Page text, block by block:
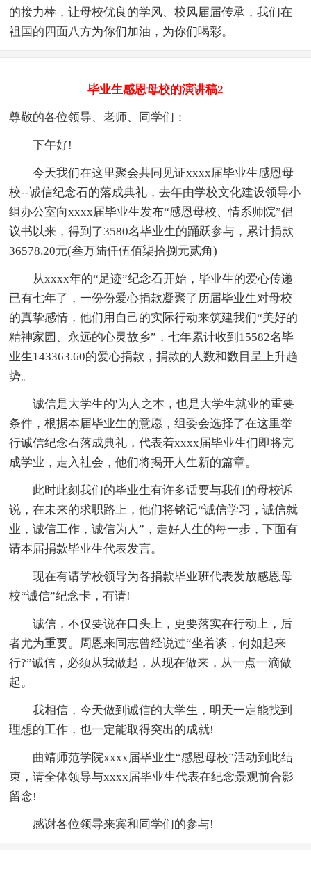
的接力棒，让母校优良的学风、校风届届传承，我们在
祖国的四面八方为你们加油，为你们喝彩。
毕业生感恩母校的演讲稿2
尊敬的各位领导、老师、同学们：
下午好!
今天我们在这里聚会共同见证xxxx届毕业生感恩母
校--诚信纪念石的落成典礼，去年由学校文化建设领导小
组办公室向xxxx届毕业生发布“感恩母校、情系师院”倡
议书以来，得到了3580名毕业生的踊跃参与，累计捐款
36578.20元(叁万陆仟伍佰柒拾捌元贰角)
从xxxx年的“足迹”纪念石开始，毕业生的爱心传递
已有七年了，一份份爱心捐款凝聚了历届毕业生对母校
的真挚感情，他们用自己的实际行动来筑建我们“美好的
精神家园、永远的心灵故乡”，七年累计收到15582名毕
业生143363.60的爱心捐款，捐款的人数和数目呈上升趋
势。
诚信是大学生的'为人之本，也是大学生就业的重要
条件，根据本届毕业生的意愿，组委会选择了在这里举
行诚信纪念石落成典礼，代表着xxxx届毕业生们即将完
成学业，走入社会，他们将揭开人生新的篇章。
此时此刻我们的毕业生有许多话要与我们的母校诉
说，在未来的求职路上，他们将铭记“诚信学习，诚信就
业，诚信工作，诚信为人”，走好人生的每一步，下面有
请本届捐款毕业生代表发言。
现在有请学校领导为各捐款毕业班代表发放感恩母
校“诚信”纪念卡，有请!
诚信，不仅要说在口头上，更要落实在行动上，后
者尤为重要。周恩来同志曾经说过“坐着谈，何如起来
行?”诚信，必须从我做起，从现在做来，从一点一滴做
起。
我相信，今天做到诚信的大学生，明天一定能找到
理想的工作，也一定能取得突出的成就!
曲靖师范学院xxxx届毕业生“感恩母校”活动到此结
束，请全体领导与xxxx届毕业生代表在纪念景观前合影
留念!
感谢各位领导来宾和同学们的参与!